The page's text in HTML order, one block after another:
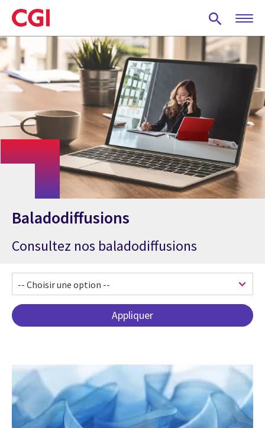
Skip
to
main
content
Baladodiffusions
Consultez nos baladodiffusions
Pagination